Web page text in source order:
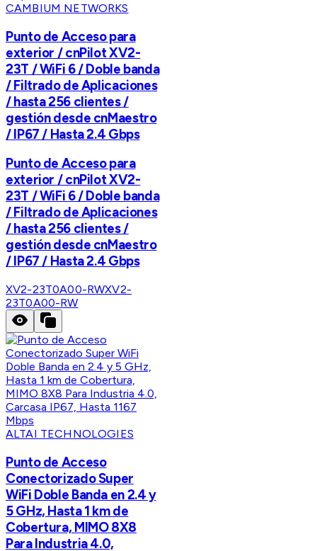
CAMBIUM NETWORKS
Punto de Acceso para
exterior / cnPilot XV2-
23T / WiFi 6 / Doble banda
/ Filtrado de Aplicaciones
/ hasta 256 clientes /
gestión desde cnMaestro
/ IP67 / Hasta 2.4 Gbps
Punto de Acceso para
exterior / cnPilot XV2-
23T / WiFi 6 / Doble banda
/ Filtrado de Aplicaciones
/ hasta 256 clientes /
gestión desde cnMaestro
/ IP67 / Hasta 2.4 Gbps
XV2-23T0A00-RWXV2-
23T0A00-RW
ALTAI TECHNOLOGIES
Punto de Acceso
Conectorizado Super
WiFi Doble Banda en 2.4 y
5 GHz, Hasta 1 km de
Cobertura, MIMO 8X8
Para Industria 4.0,